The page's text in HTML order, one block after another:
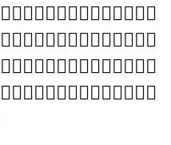
𖊈𖊉𖊊𖊋𖊌𖊍𖊎𖊏𖊐𖊑𖊒𖊓𖊔𖊕
𖊦𖊧𖊨𖊩𖊪𖊫𖊬𖊭𖊮𖊯𖊰𖊱𖊲𖊳
𖋄𖋅𖋆𖋇𖋈𖋉𖋊𖋋𖋌𖋍𖋎𖋏𖋐𖋑
𖋢𖋣𖋤𖋥𖋦𖋧𖋨𖋩𖋪𖋫𖋬𖋭𖋮𖋯